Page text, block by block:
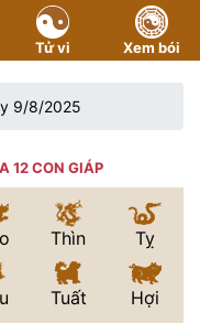
Tử vi Xem bói
9/8/2025
12 CON GIÁP
Thìn Tỵ
Tuất Hợi